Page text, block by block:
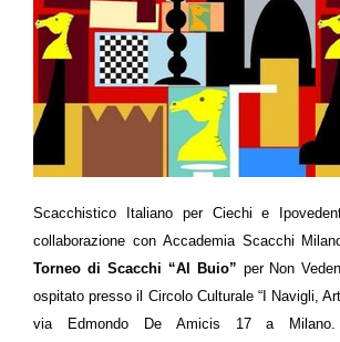
Scacchistico Italiano per Ciechi e
collaborazione con Accademia Scacchi
Torneo di Scacchi “Al Buio” per Non
ospitato presso il Circolo Culturale “I Navigli,
via Edmondo De Amicis 17 a Milano.